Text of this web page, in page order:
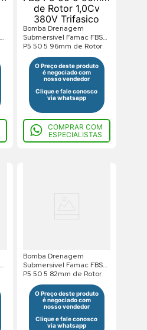
Bomba Drenagem
Submersivel Famac FBS
P5 50 5 96mm de Rotor
1,0Cv 380V Trifasico
O Preço deste produto
é negociado com
nosso vendedor
Clique e fale conosco
via whatsapp
COMPRAR COM
ESPECIALISTAS
Bomba Drenagem
Submersivel Famac FBS
P5 50 5 82mm de Rotor
1/2Cv 440V Trifasico
O Preço deste produto
é negociado com
nosso vendedor
Clique e fale conosco
via whatsapp